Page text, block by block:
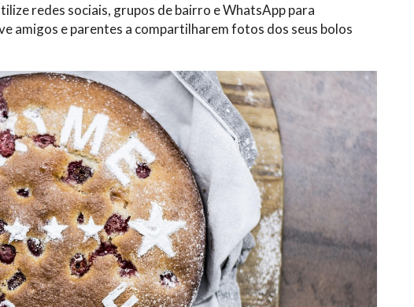
redes sociais, grupos de bairro e WhatsApp para
amigos e parentes a compartilharem fotos dos seus bolos